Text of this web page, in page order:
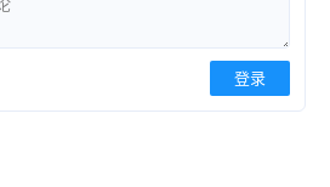
登录